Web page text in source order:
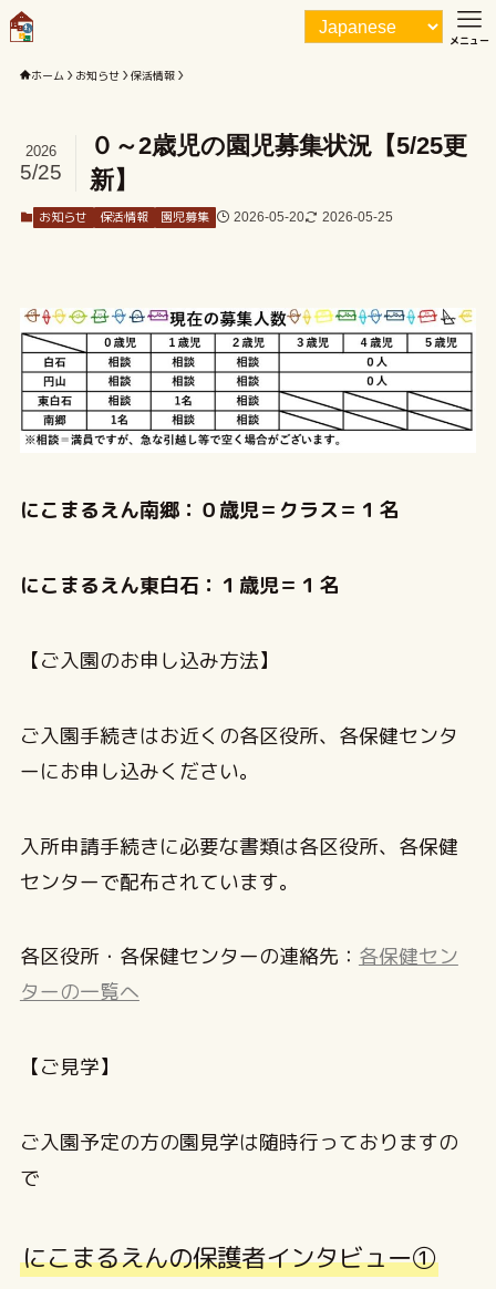
メニュー
ホーム お知らせ 保活情報
０～2歳児の園児募集状況【5/25更
新】
2026
5/25
お知らせ 保活情報 園児募集 2026-05-20 2026-05-25
にこまるえん南郷：０歳児＝クラス＝１名
にこまるえん東白石：１歳児＝１名
【ご入園のお申し込み方法】
ご入園手続きはお近くの各区役所、各保健センタ
ーにお申し込みください。
入所申請手続きに必要な書類は各区役所、各保健
センターで配布されています。
各区役所・各保健センターの連絡先： 各保健セン
ターの一覧へ
【ご見学】
ご入園予定の方の園見学は随時行っておりますの
で
にこまるえんの保護者インタビュー①